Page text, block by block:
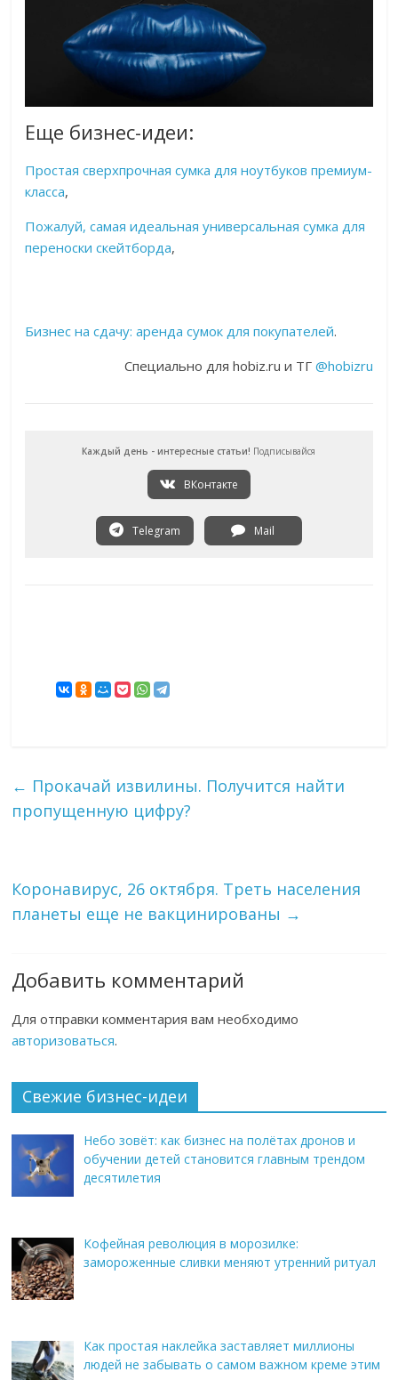
Еще бизнес-идеи:
Простая сверхпрочная сумка для ноутбуков премиум-
класса,
Пожалуй, самая идеальная универсальная сумка для
переноски скейтборда,
Бизнес на сдачу: аренда сумок для покупателей.
Специально для hobiz.ru и ТГ @hobizru
Каждый день - интересные статьи! Подписывайся
ВКонтакте
Telegram Mail
← Прокачай извилины. Получится найти
пропущенную цифру?
Коронавирус, 26 октября. Треть населения
планеты еще не вакцинированы →
Добавить комментарий
Для отправки комментария вам необходимо
авторизоваться.
Свежие бизнес-идеи
Небо зовёт: как бизнес на полётах дронов и
обучении детей становится главным трендом
десятилетия
Кофейная революция в морозилке:
замороженные сливки меняют утренний ритуал
Как простая наклейка заставляет миллионы
людей не забывать о самом важном креме этим